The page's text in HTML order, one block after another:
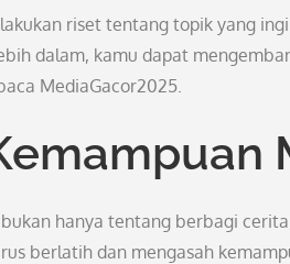
riset tentang topik yang
dalam, kamu dapat
MediaGacor2025.
hanya tentang berbagi
berlatih dan mengasah